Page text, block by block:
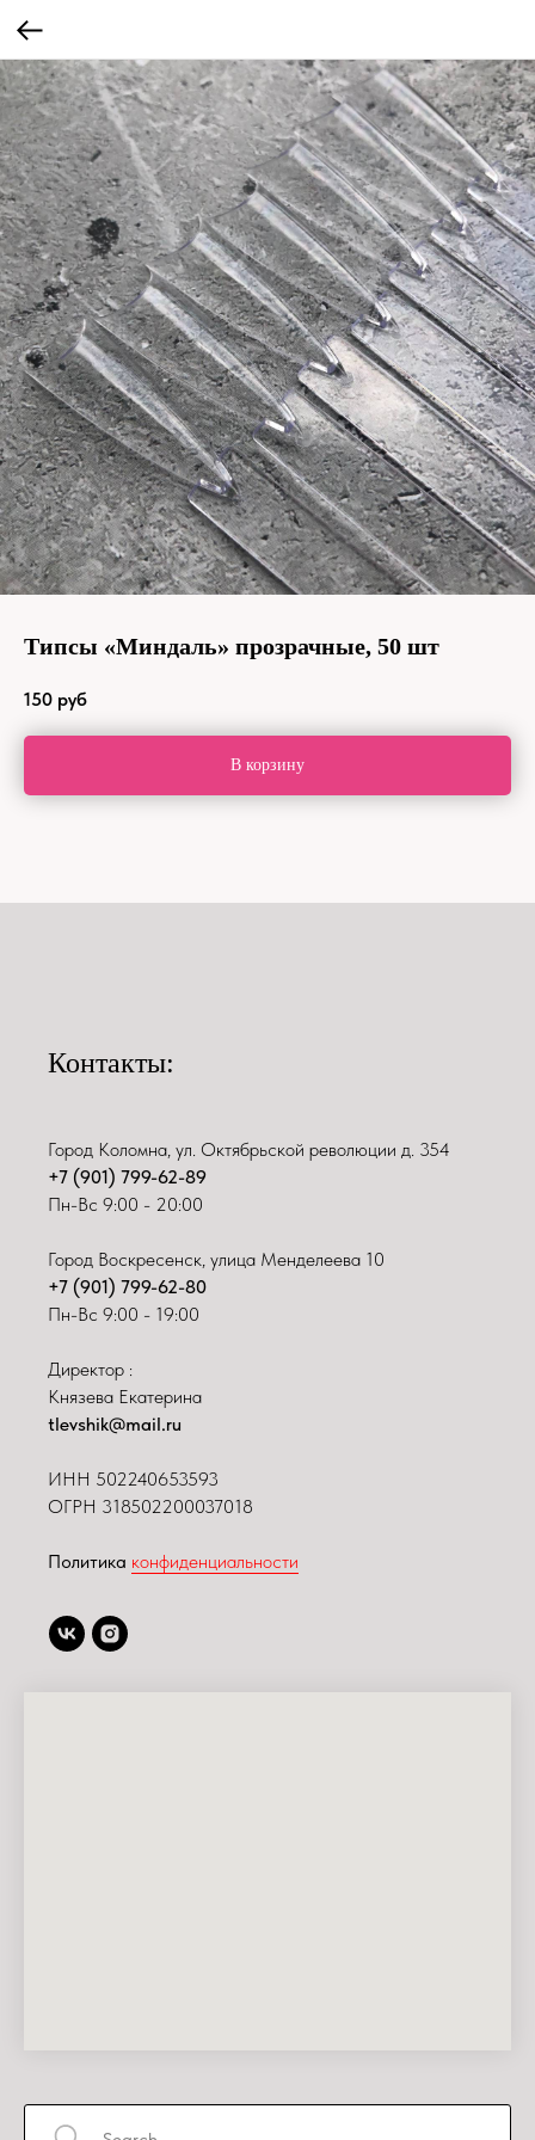
Типсы «Миндаль» прозрачные, 50 шт
150 руб
В корзину
Контакты:
Город Коломна, ул. Октябрьской революции д. 354
+7 (901) 799-62-89
Пн-Вс 9:00 - 20:00
Город Воскресенск, улица Менделеева 10
+7 (901) 799-62-80
Пн-Вс 9:00 - 19:00
Директор :
Князева Екатерина
tlevshik@mail.ru
ИНН 502240653593
ОГРН 318502200037018
Политика конфиденциальности